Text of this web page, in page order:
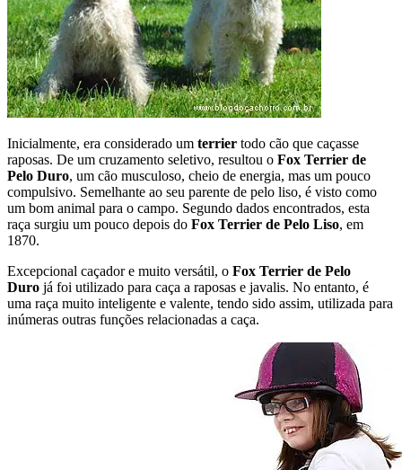
Inicialmente, era considerado um terrier todo cão que caçasse
raposas. De um cruzamento seletivo, resultou o Fox Terrier de
Pelo Duro, um cão musculoso, cheio de energia, mas um pouco
compulsivo. Semelhante ao seu parente de pelo liso, é visto como
um bom animal para o campo. Segundo dados encontrados, esta
raça surgiu um pouco depois do Fox Terrier de Pelo Liso, em
1870.
Excepcional caçador e muito versátil, o Fox Terrier de Pelo
Duro já foi utilizado para caça a raposas e javalis. No entanto, é
uma raça muito inteligente e valente, tendo sido assim, utilizada para
inúmeras outras funções relacionadas a caça.